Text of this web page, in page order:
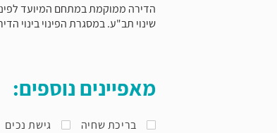
הדירה ממוקמת במתחם המיועד
שינוי תב"ע. במסגרת הפינוי בינוי
מאפיינים נוספים:
בריכת שחיה גישת נכים